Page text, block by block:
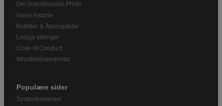
Om Scandinavian Photo
Vores historie
Butikker & Åbningstider
Ledige stillinger
Code of Conduct
Whistleblowerportal
Populære sider
Systemkameraer